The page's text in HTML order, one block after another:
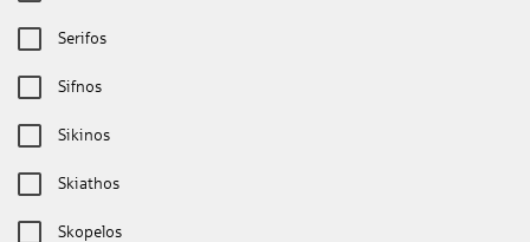
Serifos
Sifnos
Sikinos
Skiathos
Skopelos